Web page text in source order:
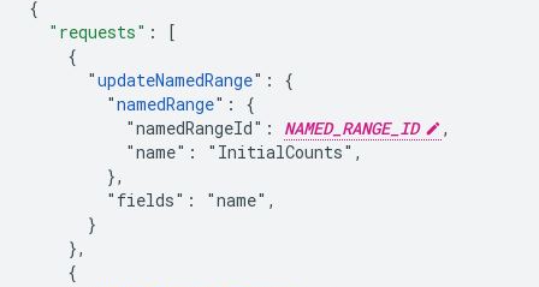
{
"requests" :
[
    {
      "
updateNamedRange": {
        "
namedRange": {
          "namedRangeId":
NAMED_RANGE_ID
,
          "name": "InitialCounts",
        },
        "fields": "name",
      }
    },
    {